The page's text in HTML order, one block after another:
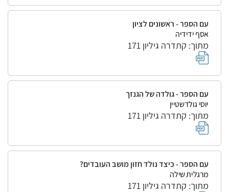
עם הספר - ראשונים לציון
אסף ידידיה
מתוך: קתדרה גיליון 171
עם הספר - גולדה של הגנזך
יוסי גולדשטיין
מתוך: קתדרה גיליון 171
עם הספר - כיצד נולד חזון מושב העובדים?
מרגלית שילה
מתוך: קתדרה גיליון 171